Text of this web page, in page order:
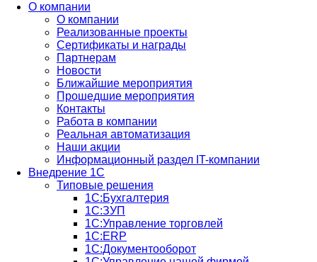
О компании
О компании
Реализованные проекты
Сертификаты и награды
Партнерам
Новости
Ближайшие мероприятия
Прошедшие мероприятия
Контакты
Работа в компании
Реальная автоматизация
Наши акции
Информационный раздел IT-компании
Внедрение 1С
Типовые решения
1С:Бухгалтерия
1С:ЗУП
1С:Управление торговлей
1С:ERP
1C:Документооборот